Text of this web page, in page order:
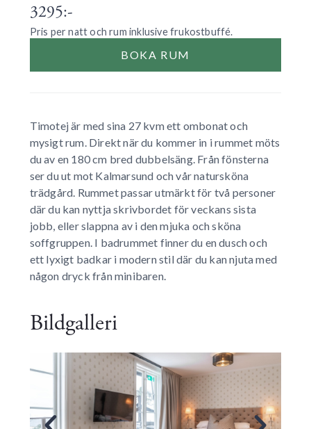
3295:-
Pris per natt och rum inklusive frukostbuffé.
BOKA RUM
Timotej är med sina 27 kvm ett ombonat och
mysigt rum. Direkt när du kommer in i rummet möts
du av en 180 cm bred dubbelsäng. Från fönsterna
ser du ut mot Kalmarsund och vår natursköna
trädgård. Rummet passar utmärkt för två personer
där du kan nyttja skrivbordet för veckans sista
jobb, eller slappna av i den mjuka och sköna
soffgruppen. I badrummet finner du en dusch och
ett lyxigt badkar i modern stil där du kan njuta med
någon dryck från minibaren.
Bildgalleri